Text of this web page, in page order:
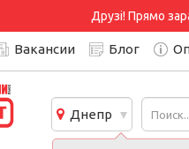
Друзі! Прямо
Вакансии Блог
Днепр